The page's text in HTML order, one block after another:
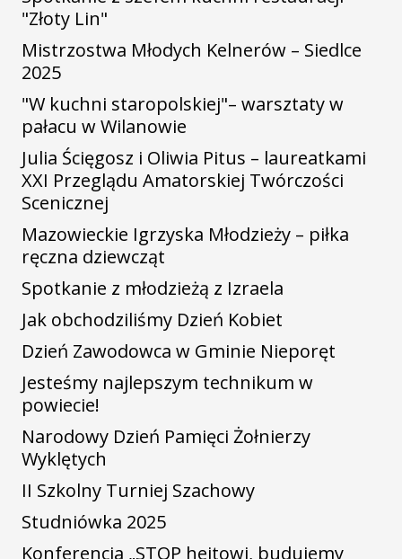
"Złoty Lin"
Mistrzostwa Młodych Kelnerów – Siedlce
2025
"W kuchni staropolskiej"– warsztaty w
pałacu w Wilanowie
Julia Ścięgosz i Oliwia Pitus – laureatkami
XXI Przeglądu Amatorskiej Twórczości
Scenicznej
Mazowieckie Igrzyska Młodzieży – piłka
ręczna dziewcząt
Spotkanie z młodzieżą z Izraela
Jak obchodziliśmy Dzień Kobiet
Dzień Zawodowca w Gminie Nieporęt
Jesteśmy najlepszym technikum w
powiecie!
Narodowy Dzień Pamięci Żołnierzy
Wyklętych
II Szkolny Turniej Szachowy
Studniówka 2025
Konferencja „STOP hejtowi, budujemy